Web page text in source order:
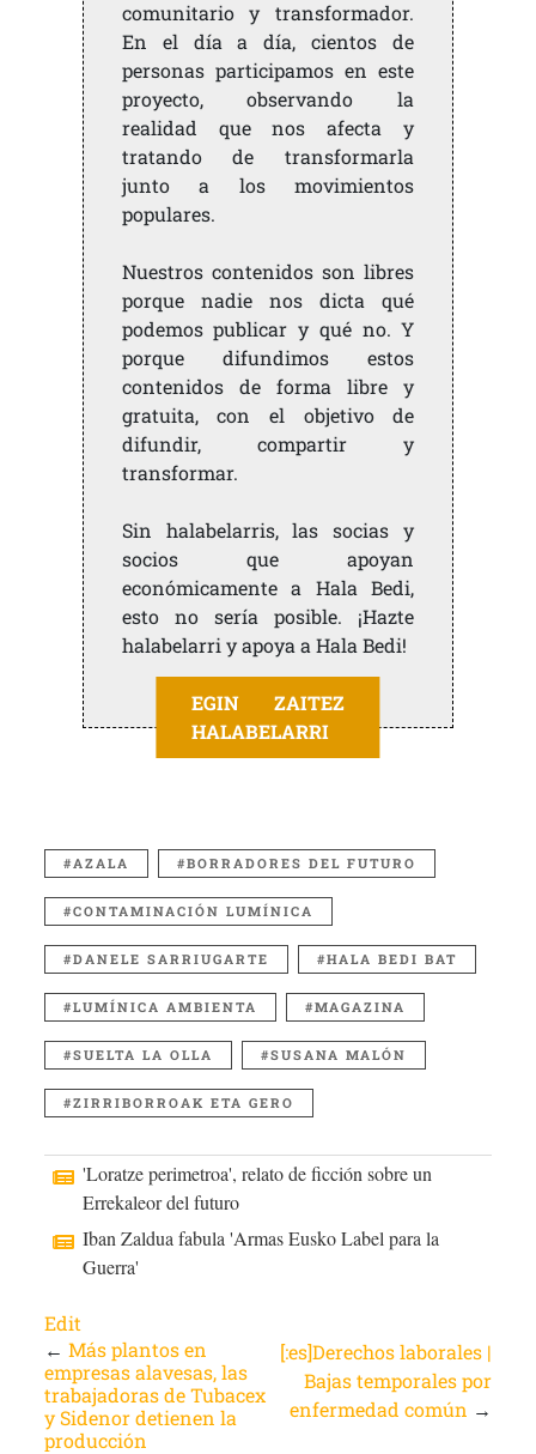
comunitario y transformador.
En el día a día, cientos de
personas participamos en este
proyecto, observando la
realidad que nos afecta y
tratando de transformarla
junto a los movimientos
populares.
Nuestros contenidos son libres
porque nadie nos dicta qué
podemos publicar y qué no. Y
porque difundimos estos
contenidos de forma libre y
gratuita, con el objetivo de
difundir, compartir y
transformar.
Sin halabelarris, las socias y
socios que apoyan
económicamente a Hala Bedi,
esto no sería posible. ¡Hazte
halabelarri y apoya a Hala Bedi!
EGIN ZAITEZ
HALABELARRI
AZALA BORRADORES DEL FUTURO
CONTAMINACIÓN LUMÍNICA
DANELE SARRIUGARTE HALA BEDI BAT
LUMÍNICA AMBIENTA MAGAZINA
SUELTA LA OLLA SUSANA MALÓN
ZIRRIBORROAK ETA GERO
'Loratze perimetroa', relato de ficción sobre un
Errekaleor del futuro
Iban Zaldua fabula 'Armas Eusko Label para la
Guerra'
Edit
← Más plantos en
empresas alavesas, las
trabajadoras de Tubacex
y Sidenor detienen la
producción
[:es]Derechos laborales |
Bajas temporales por
enfermedad común →